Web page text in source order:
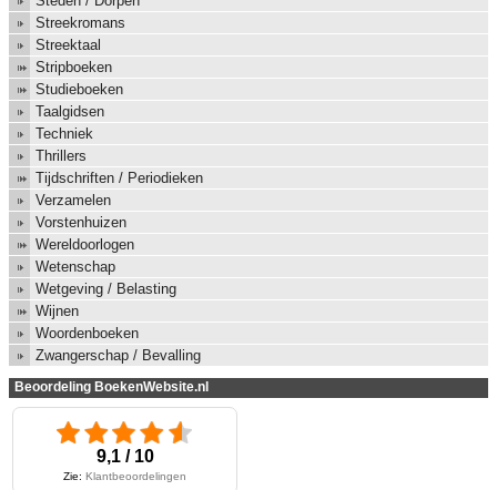
Streekromans
Streektaal
Stripboeken
Studieboeken
Taalgidsen
Techniek
Thrillers
Tijdschriften / Periodieken
Verzamelen
Vorstenhuizen
Wereldoorlogen
Wetenschap
Wetgeving / Belasting
Wijnen
Woordenboeken
Zwangerschap / Bevalling
Beoordeling BoekenWebsite.nl
9,1 / 10
Zie: Klantbeoordelingen